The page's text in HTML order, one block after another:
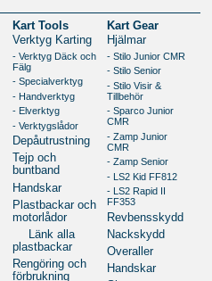
Kart Tools
Verktyg Karting
- Verktyg Däck och
Fälg
- Specialverktyg
- Handverktyg
- Elverktyg
- Verktygslådor
Depåutrustning
Tejp och
buntband
Handskar
Plastbackar och
motorlådor
Länk alla
plastbackar
Rengöring och
förbrukning
Kart Gear
Hjälmar
- Stilo Junior CMR
- Stilo Senior
- Stilo Visir &
Tillbehör
- Sparco Junior
CMR
- Zamp Junior
CMR
- Zamp Senior
- LS2 Kid FF812
- LS2 Rapid II
FF353
Revbensskydd
Nackskydd
Overaller
Handskar